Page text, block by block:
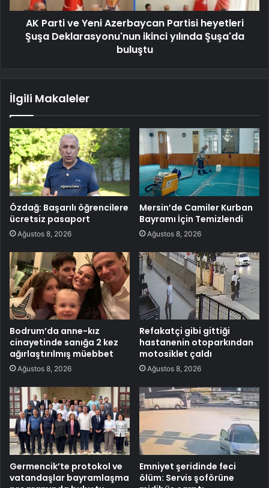
AK Parti ve Yeni Azerbaycan Partisi heyetleri
Şuşa Deklarasyonu'nun ikinci yılında Şuşa'da
buluştu
İlgili Makaleler
Özdağ: Başarılı öğrencilere
ücretsiz pasaport
Ağustos 8, 2026
Mersin’de Camiler Kurban
Bayramı İçin Temizlendi
Ağustos 8, 2026
Bodrum’da anne-kız
cinayetinde sanığa 2 kez
ağırlaştırılmış müebbet
Ağustos 8, 2026
Refakatçi gibi gittiği
hastanenin otoparkından
motosiklet çaldı
Ağustos 8, 2026
Germencik’te protokol ve
vatandaşlar bayramlaşma
Emniyet şeridinde feci
ölüm: Servis şoförüne